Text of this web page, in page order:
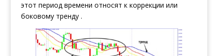
этот период времени относят к коррекции или
боковому тренду .